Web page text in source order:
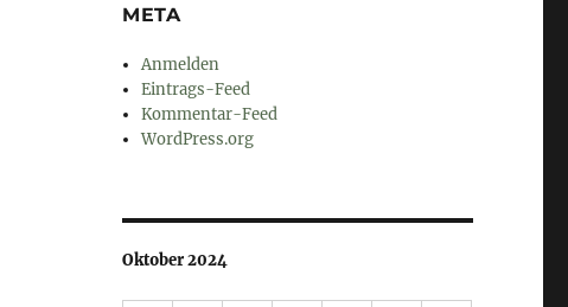
META
Anmelden
Eintrags-Feed
Kommentar-Feed
WordPress.org
Oktober 2024